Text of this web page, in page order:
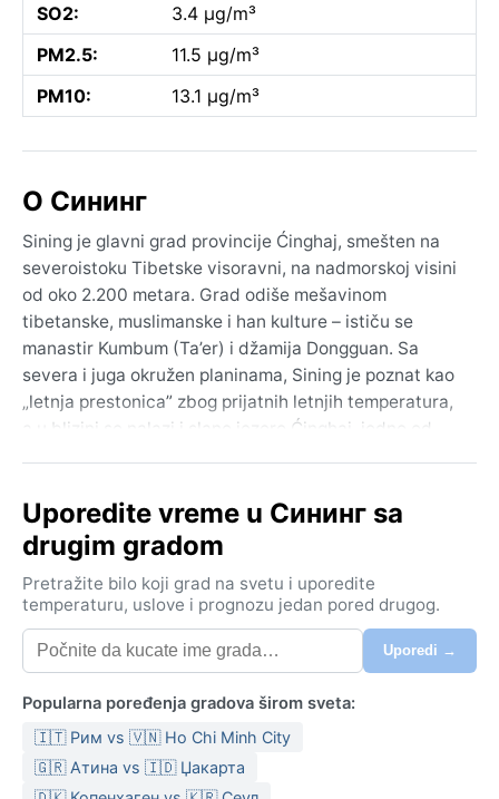
SO2:
3.4 µg/m³
PM2.5:
11.5 µg/m³
PM10:
13.1 µg/m³
O Сининг
Sining je glavni grad provincije Ćinghaj, smešten na
severoistoku Tibetske visoravni, na nadmorskoj visini
od oko 2.200 metara. Grad odiše mešavinom
tibetanske, muslimanske i han kulture – ističu se
manastir Kumbum (Ta’er) i džamija Dongguan. Sa
severa i juga okružen planinama, Sining je poznat kao
„letnja prestonica” zbog prijatnih letnjih temperatura,
a u blizini se nalazi i slano jezero Ćinghaj, jedno od
Po Köppenovoj klasifikaciji, klima je hladna
polupustinjska (BSk). Zime su duge, hladne i sunčane,
sa prosečnim temperaturama ispod nule, ali sa malo
snega zbog izrazite suvoće. Leta su blaga i suva, sa
maksimalnim temperaturama od 20 do 25 stepeni, dok
noći ostaju sveže. Padavine su retke – većina kiše
padne između jula i avgusta, ali ukupna količina ne
prelazi 400 mm godišnje. Vlažnost vazduha je niska
tokom cele godine. Prtljag treba prilagoditi velikim
dnevnim temperaturnim razlikama: slojevita odeća,
vetrovka i jakna za veče, zimi debeli kaput, a
Uporedite vreme u Сининг sa
drugim gradom
Pretražite bilo koji grad na svetu i uporedite
temperaturu, uslove i prognozu jedan pored drugog.
Uporedi →
Popularna poređenja gradova širom sveta:
🇮🇹 Рим vs 🇻🇳 Ho Chi Minh City
🇬🇷 Атина vs 🇮🇩 Џакарта